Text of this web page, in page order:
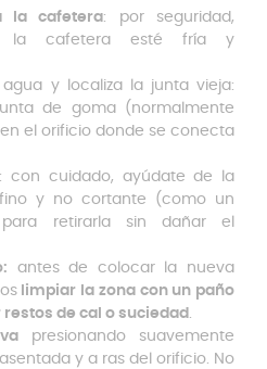
la cafetera: por seguridad,
la cafetera esté fría y
y localiza la junta vieja:
de goma (normalmente
el orificio donde se conecta
con cuidado, ayúdate de la
y no cortante (como un
retirarla sin dañar el
antes de colocar la nueva
limpiar la zona con un paño
de cal o suciedad .
presionando suavemente
y a ras del orificio. No